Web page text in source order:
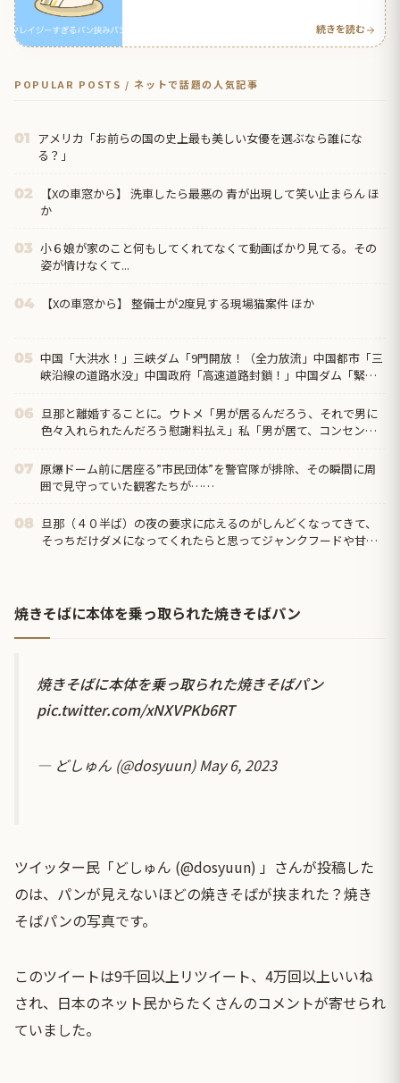
続きを読む
POPULAR POSTS / ネットで話題の人気記事
01 アメリカ「お前らの国の史上最も美しい女優を選ぶなら誰にな
る？」
02
【Xの車窓から】 洗車したら最悪の 青が出現して笑い止まらん ほ
か
03 小６娘が家のこと何もしてくれてなくて動画ばかり見てる。その
姿が情けなくて...
04 【Xの車窓から】 整備士が2度見する現場猫案件 ほか
05 中国「大洪水！」三峡ダム「9門開放！（全力放流」中国都市「三
峡沿線の道路水没」中国政府「高速道路封鎖！」中国ダム「緊急
06 旦那と離婚することに。ウトメ「男が居るんだろう、それで男に
色々入れられたんだろう慰謝料払え」私「男が居て、コンセント
07 原爆ドーム前に居座る”市民団体”を警官隊が排除、その瞬間に周
囲で見守っていた観客たちが……
08 旦那（４０半ば）の夜の要求に応えるのがしんどくなってきて、
そっちだけダメになってくれたらと思ってジャンクフードや甘菓
焼きそばに本体を乗っ取られた焼きそばパン
焼きそばに本体を乗っ取られた焼きそばパン
pic.twitter.com/xNXVPKb6RT
— どしゅん (@dosyuun)May 6, 2023
ツイッター民「どしゅん (@dosyuun) 」さんが投稿した
のは、パンが見えないほどの焼きそばが挟まれた？焼き
そばパンの写真です。
このツイートは9千回以上リツイート、4万回以上いいね
され、日本のネット民からたくさんのコメントが寄せられ
ていました。